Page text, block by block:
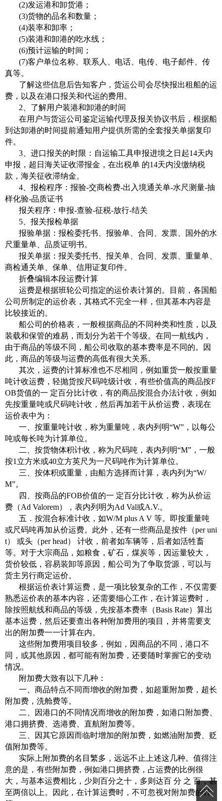
(2)发运港和卸货港；
(3)货物的品名和数量；
(4)装率和卸率；
(5)装港和卸港的吃水线；
(6)预计运输的时间；
(7)客户单位名称、联系人、电话、电传、电子邮件、传
真等。
了解这些信息后告知客户，货运公司会尽快报出租船的运
费，以及在港口报关和代运的费用。
2、了解用户装港和卸港的时间
在用户与货运公司鉴定运输代理及报关协议书后，根据船
到达卸港的时间提前通知用户提供所需的全套报关单据复印
件。
3、进口报关的时限：自运输工具申报进境之日起14天内
申报，超日海关证收滞报金，在出税单 的14天内没缴纳税
款，海关征收滞纳金。
4、报检程序：报验-交商检费-出入境通关单-水尺测量-抽
样化验-品质证书
报关程序：申报-查验-征税-放行-结关
5、报关报检单据
报验单据：报检委托书、报验单、合同、发票、国外的水
尺重量单、品质证明书。
报关单据：报关委托书、报关单、合同、发票、重量单、
商检通关单、保单、信用证复印件。
折叠编辑本段运费计算
运费是根据班轮公司指定的运价表计算的。目前，各国船
公司所制定的运价表，其格式不完全一样，但其基本内容是
比较接近的。
船公司的价格表，一般根据商品的不同种类和性质，以及
装载和保管的难易，而划分为若干个等级。在同一航线内，
由于商品的等级不同，船公司收取的基本费率是不同的。因
此，商品的等级与运费的高低有很大关系。
其次，运费的计算标准也不尽相同，例如重货一般按重量
吨计收运费，轻抛货按尺码吨级计收，有些价值高的商品按F
OB货值的一 定百分比计收，有的商品按混合办法计收，例如
先按重量吨或尺码吨计收，然后再加若干从价运费，表现在
运价表中为：
一、按重量吨计收，称为重量吨，表内列明“W”，以每公
吨或每长吨为计算单位。
二、按货物体积计收，称为尺码吨，表内列明“M”，一般
按1立方米或40立方英尺为一尺码吨作为计算单位。
三、按体积或重量，由船方选择而计算，表内列为“W/
M”。
四、按商品的FOB价值的一 定百分比计收，称为从价运
费（Ad Valorem），表内列明为Ad Val或A.V.。
五．按混合标准计收，如W/M plus A V 等。即按重量吨
或尺码吨再加从价运费。此外，还有一些商品是按件（per uni
t） 或头（per head） 计收，前者如车辆等，后者如活牲畜
等。对于大宗商品，如粮食，矿石，煤炭等，因运量较大，
货价较低，容易装卸等原因，船公司为了争取货源，可以与
货主另行商定运价。
根据运价表计算运费，是一项比较复杂的工作，不仅需要
熟悉运价表的基本内容，还需要细心工作，在计算运费时，
除按照航线和商品的等级，先按基本费率（Basis Rate）算出
基本运费，然后还要查出各种附加费用的项目，并将需要支
出的附加费一一计算在内。
这些附加费用项目较多，例如，因商品的不同，港口不
同，或其他原因，都可能有附加费，还要随时掌握它的变动
情况。
附加费大致有以下几种：
一、商品特点不同而增收的附加费，如超重附加费，超长
附加费，洗舱费等。
二、因港口的不同情况而增收的附加费，如港口附加费、
港口拥挤费、选港费、直航附加费等。
三、因其它原因而临时增加的附加费，如燃油附加费、贬
值附加费等。
实际上附加费的名目繁多，远远不止上述这几种。值得注
意的是，有些附加费，例如港口拥挤费，占运费的比例很
大，与基本运费相比，少则百分之十，多则达百 分 之 百，甚
至两倍以上。因此，在计算运费时，不可忽视对附加费的计